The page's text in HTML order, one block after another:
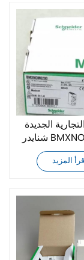
الجديدة
شنايدر BMXNOM0200
التسلسلي
المزيد